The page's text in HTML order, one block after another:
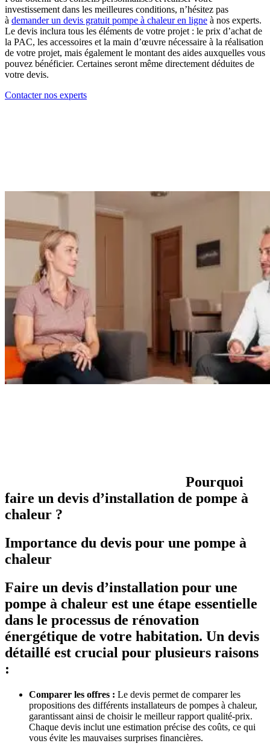
investissement dans les meilleures conditions, n’hésitez pas
à demander un devis gratuit pompe à chaleur en ligne à nos experts.
Le devis inclura tous les éléments de votre projet : le prix d’achat de
la PAC, les accessoires et la main d’œuvre nécessaire à la réalisation
de votre projet, mais également le montant des aides auxquelles vous
pouvez bénéficier. Certaines seront même directement déduites de
votre devis.
Contacter nos experts
Pourquoi
faire un devis d’installation de pompe à
chaleur ?
Importance du devis pour une pompe à
chaleur
Faire un devis d’installation pour une
pompe à chaleur est une étape essentielle
dans le processus de rénovation
énergétique de votre habitation. Un devis
détaillé est crucial pour plusieurs raisons
:
Comparer les offres : Le devis permet de comparer les
propositions des différents installateurs de pompes à chaleur,
garantissant ainsi de choisir le meilleur rapport qualité-prix.
Chaque devis inclut une estimation précise des coûts, ce qui
vous évite les mauvaises surprises financières.